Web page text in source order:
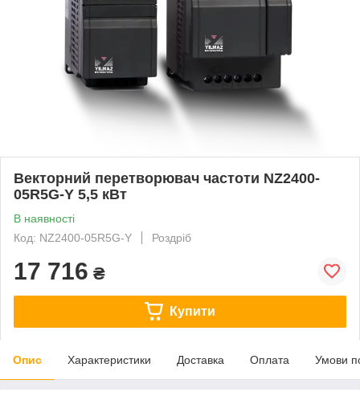
Векторний перетворювач частоти NZ2400-
05R5G-Y 5,5 кВт
В наявності
Код: NZ2400-05R5G-Y
Роздріб
17 716 ₴
Купити
Опис Характеристики Доставка Оплата Умови